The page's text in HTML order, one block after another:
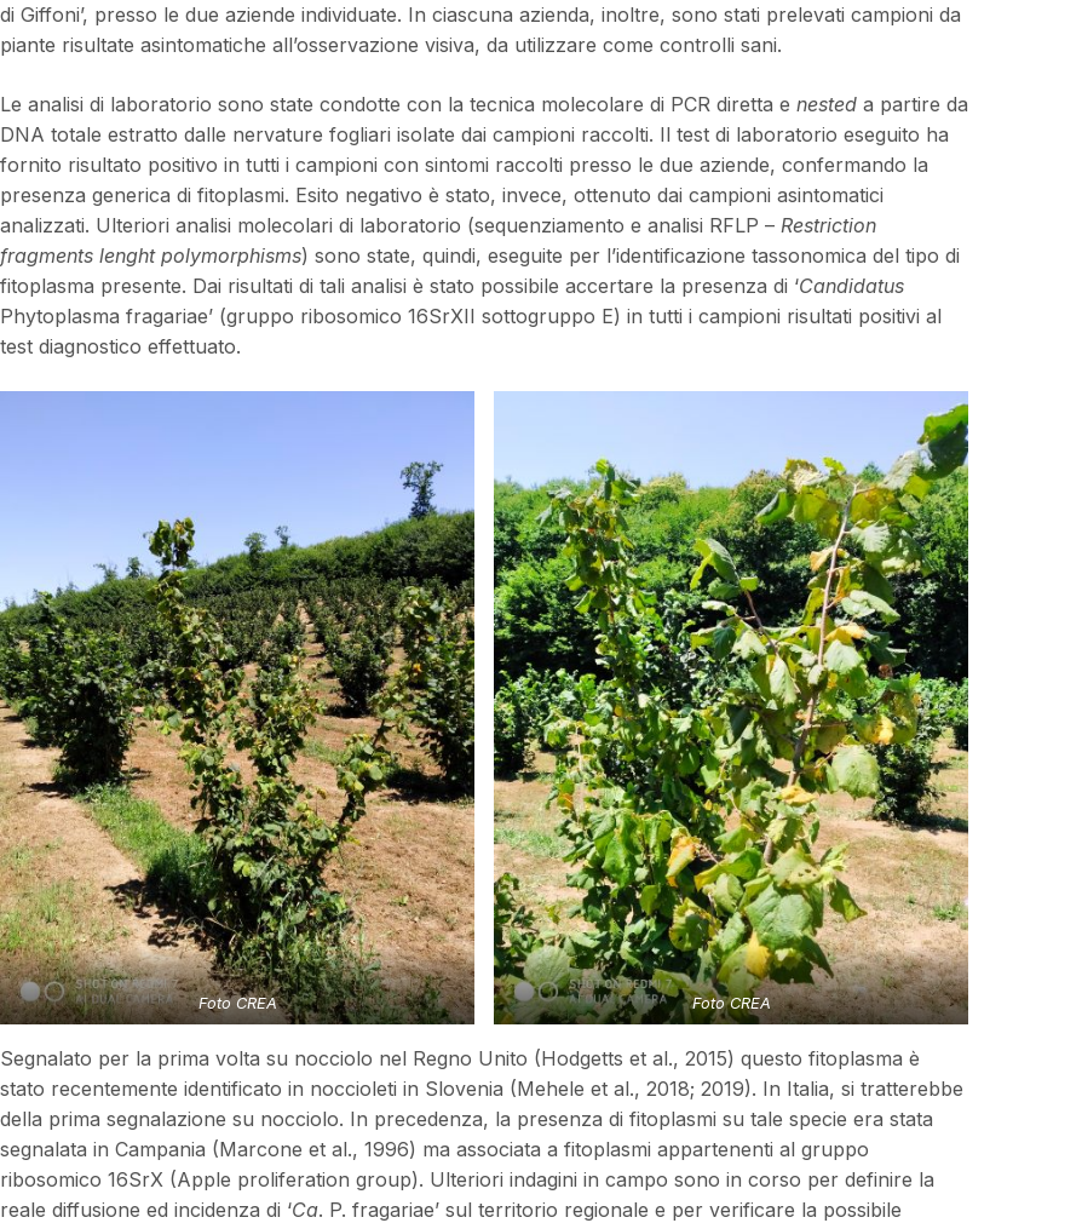
di Giffoni’, presso le due aziende individuate. In ciascuna azienda, inoltre, sono stati prelevati campioni da
piante risultate asintomatiche all’osservazione visiva, da utilizzare come controlli sani.
Le analisi di laboratorio sono state condotte con la tecnica molecolare di PCR diretta e nested a partire da
DNA totale estratto dalle nervature fogliari isolate dai campioni raccolti. Il test di laboratorio eseguito ha
fornito risultato positivo in tutti i campioni con sintomi raccolti presso le due aziende, confermando la
presenza generica di fitoplasmi. Esito negativo è stato, invece, ottenuto dai campioni asintomatici
analizzati. Ulteriori analisi molecolari di laboratorio (sequenziamento e analisi RFLP – Restriction
fragments lenght polymorphisms) sono state, quindi, eseguite per l’identificazione tassonomica del tipo di
fitoplasma presente. Dai risultati di tali analisi è stato possibile accertare la presenza di ‘Candidatus
Phytoplasma fragariae’ (gruppo ribosomico 16SrXII sottogruppo E) in tutti i campioni risultati positivi al
test diagnostico effettuato.
Foto CREA Foto CREA
Segnalato per la prima volta su nocciolo nel Regno Unito (Hodgetts et al., 2015) questo fitoplasma è
stato recentemente identificato in noccioleti in Slovenia (Mehele et al., 2018; 2019). In Italia, si tratterebbe
della prima segnalazione su nocciolo. In precedenza, la presenza di fitoplasmi su tale specie era stata
segnalata in Campania (Marcone et al., 1996) ma associata a fitoplasmi appartenenti al gruppo
ribosomico 16SrX (Apple proliferation group). Ulteriori indagini in campo sono in corso per definire la
reale diffusione ed incidenza di ‘Ca. P. fragariae’ sul territorio regionale e per verificare la possibile